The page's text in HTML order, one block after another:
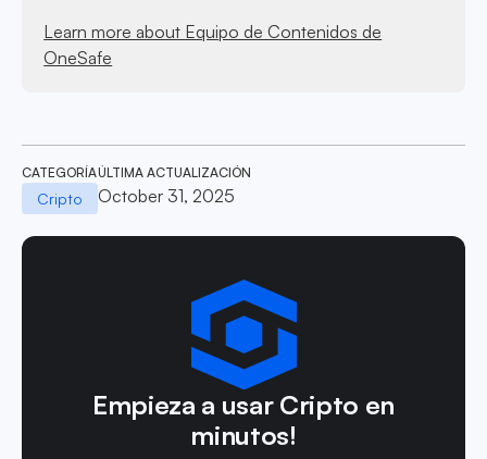
Learn more about Equipo de Contenidos de
OneSafe
CATEGORÍA
Cripto
ÚLTIMA ACTUALIZACIÓN
October 31, 2025
Empieza a usar Cripto en
minutos!